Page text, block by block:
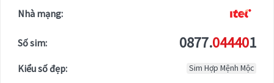
Nhà mạng:
Số sim: 0877.044401
Kiểu số đẹp: Sim Hợp Mệnh Mộc